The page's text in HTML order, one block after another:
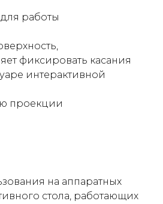
работы
фиксировать касания
интерактивной
проекции
на аппаратных
стола, работающих